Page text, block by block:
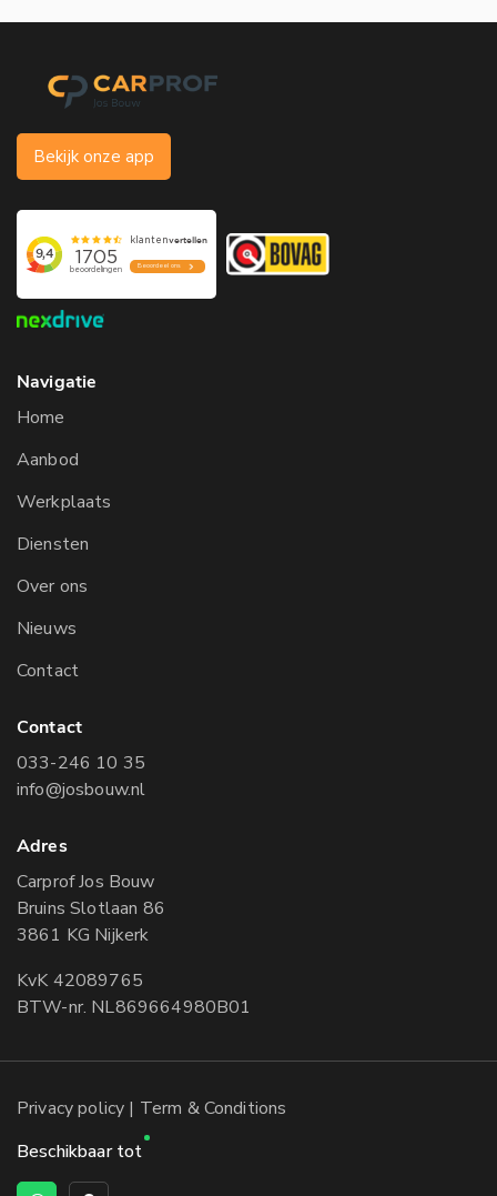
Bekijk onze app
Navigatie
Home
Aanbod
Werkplaats
Diensten
Over ons
Nieuws
Contact
Contact
033-246 10 35
info@josbouw.nl
Adres
Carprof Jos Bouw
Bruins Slotlaan 86
3861 KG Nijkerk
KvK 42089765
BTW-nr. NL869664980B01
Privacy policy | Term & Conditions
Beschikbaar tot